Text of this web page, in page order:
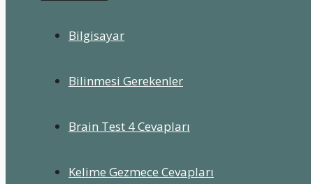
Bilgisayar
Bilinmesi Gerekenler
Brain Test 4 Cevapları
Kelime Gezmece Cevapları